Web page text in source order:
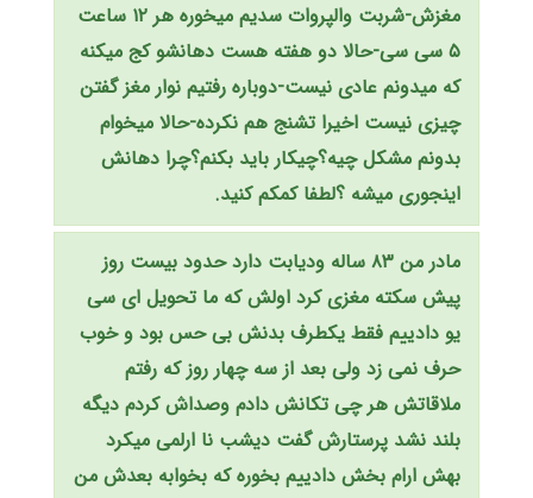
مغزش-شربت والپروات سدیم میخوره هر ۱۲ ساعت
۵ سی سی-حالا دو هفته هست دهانشو کج میکنه
که میدونم عادی نیست-دوباره رفتیم نوار مغز گفتن
چیزی نیست اخیرا تشنج هم نکرده-حالا میخوام
بدونم مشکل چیه؟چیکار باید بکنم؟چرا دهانش
اینجوری میشه ؟لطفا کمکم کنید.
مادر من ۸۳ ساله ودیابت دارد حدود بیست روز
پیش سکته مغزی کرد اولش که ما تحویل ای سی
یو دادییم فقط یکطرف بدنش بی حس بود و خوب
حرف نمی زد ولی بعد از سه چهار روز که رفتم
ملاقاتش هر چی تکانش دادم وصداش کردم دیگه
بلند نشد پرستارش گفت دیشب نا ارلمی میکرد
بهش ارام بخش دادییم بخوره که بخوابه بعدش من